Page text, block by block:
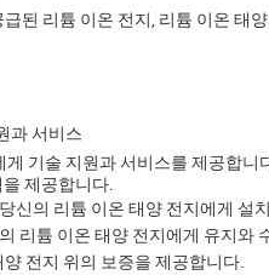
된 리튬 이온 전지, 리튬 이온 태
과 서비스
게 기술 지원과 서비스를 제공합
제공합니다.
신의 리튬 이온 태양 전지에게 설
리튬 이온 태양 전지에게 유지와
전지 위의 보증을 제공합니다.